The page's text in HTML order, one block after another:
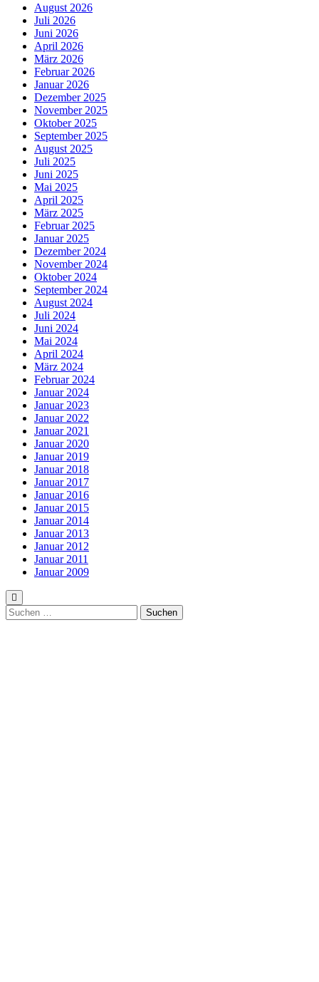
August 2026
Juli 2026
Juni 2026
April 2026
März 2026
Februar 2026
Januar 2026
Dezember 2025
November 2025
Oktober 2025
September 2025
August 2025
Juli 2025
Juni 2025
Mai 2025
April 2025
März 2025
Februar 2025
Januar 2025
Dezember 2024
November 2024
Oktober 2024
September 2024
August 2024
Juli 2024
Juni 2024
Mai 2024
April 2024
März 2024
Februar 2024
Januar 2024
Januar 2023
Januar 2022
Januar 2021
Januar 2020
Januar 2019
Januar 2018
Januar 2017
Januar 2016
Januar 2015
Januar 2014
Januar 2013
Januar 2012
Januar 2011
Januar 2009
Suchen
nach: